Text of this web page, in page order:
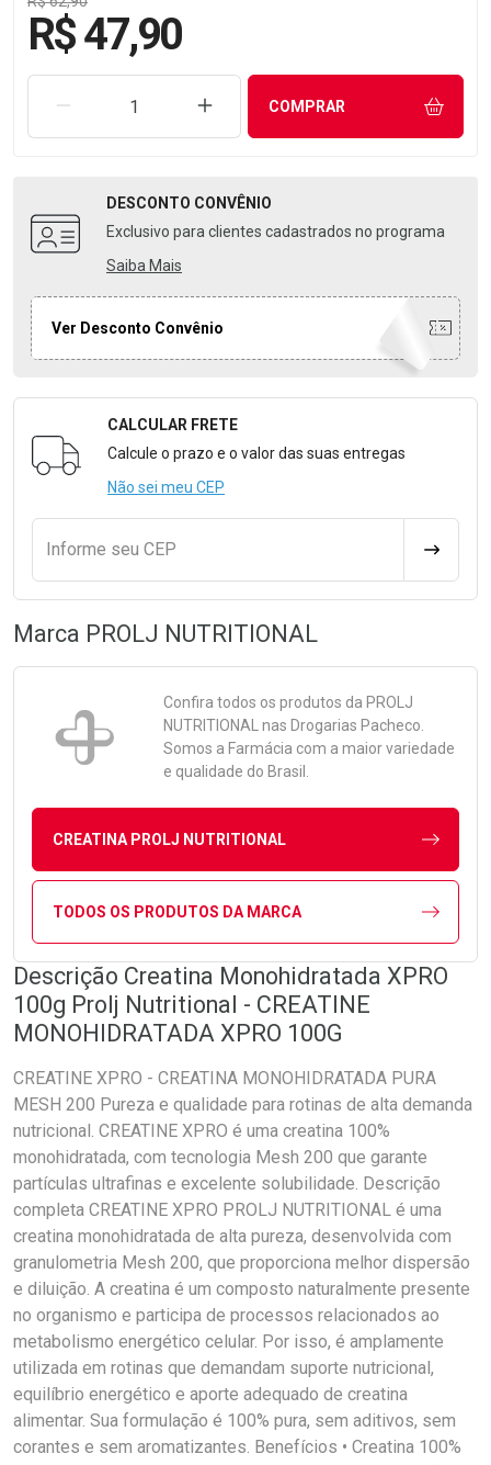
R$ 47,90
REMOVER UMA UNIDADEAUMENTAR UMA UNIDADE
COMPRAR
DESCONTO CONVÊNIO
Exclusivo para clientes cadastrados no programa
Saiba Mais
Ver Desconto Convênio
Formulário para Calcular o Frete
CALCULAR FRETE
Calcule o prazo e o valor das suas entregas
Não sei meu CEP
Informe seu CEP
Marca PROLJ NUTRITIONAL
Confira todos os produtos da PROLJ
NUTRITIONAL
nas Drogarias Pacheco.
Somos a Farmácia com a maior variedade
e qualidade do Brasil.
CREATINA PROLJ NUTRITIONAL
TODOS OS PRODUTOS DA MARCA
Descrição Creatina Monohidratada XPRO
100g Prolj Nutritional - CREATINE
MONOHIDRATADA XPRO 100G
CREATINE XPRO - CREATINA MONOHIDRATADA PURA
MESH 200 Pureza e qualidade para rotinas de alta demanda
nutricional. CREATINE XPRO é uma creatina 100%
monohidratada, com tecnologia Mesh 200 que garante
partículas ultrafinas e excelente solubilidade. Descrição
completa CREATINE XPRO PROLJ NUTRITIONAL é uma
creatina monohidratada de alta pureza, desenvolvida com
granulometria Mesh 200, que proporciona melhor dispersão
e diluição. A creatina é um composto naturalmente presente
no organismo e participa de processos relacionados ao
metabolismo energético celular. Por isso, é amplamente
utilizada em rotinas que demandam suporte nutricional,
equilíbrio energético e aporte adequado de creatina
alimentar. Sua formulação é 100% pura, sem aditivos, sem
corantes e sem aromatizantes. Benefícios • Creatina 100%